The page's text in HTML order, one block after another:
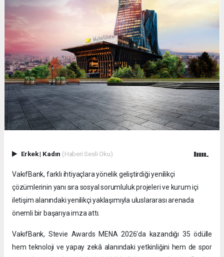
Erkek| Kadın (Haberi Sesli Oku)
VakıfBank, farklı ihtiyaçlara yönelik geliştirdiği yenilikçi
çözümlerinin yanı sıra sosyal sorumluluk projeleri ve kurum içi
iletişim alanındaki yenilikçi yaklaşımıyla uluslararası arenada
önemli bir başarıya imza attı.
VakıfBank, Stevie Awards MENA 2026’da kazandığı 35 ödülle
hem teknoloji ve yapay zekâ alanındaki yetkinliğini hem de spor